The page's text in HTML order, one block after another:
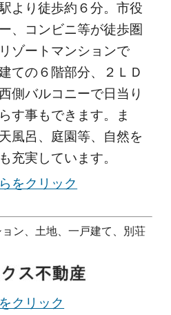
より徒歩約６分。市役
、コンビニ等が徒歩圏
ゾートマンションで
ての６階部分、２ＬＤ
側バルコニーで日当り
す事もできます。ま
風呂、庭園等、自然を
充実しています。
をクリック
ン、土地、一戸建て、別荘
クリック